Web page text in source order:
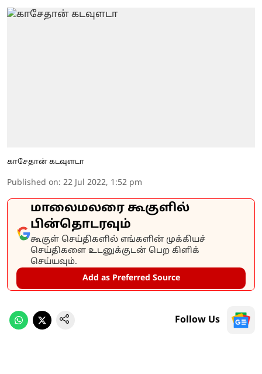
காசேதான் கடவுளடா
Published on: 22 Jul 2022, 1:52 pm
மாலைமலரை கூகுளில்
பின்தொடரவும்
கூகுள் செய்திகளில் எங்களின் முக்கியச்
செய்திகளை உடனுக்குடன் பெற கிளிக்
செய்யவும்.
Add as Preferred Source
Follow Us